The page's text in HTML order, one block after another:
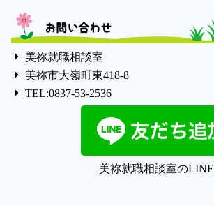
お問い合わせ
美祢就職相談室
美祢市大嶺町東418-8
TEL:0837-53-2536
美祢就職相談室のLINE